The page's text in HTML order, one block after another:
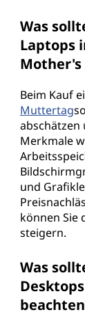
Was
Laptops
Mother's
Beim Kauf
Muttertag
abschätzen
Merkmale
und
können Sie
steigern.
Was